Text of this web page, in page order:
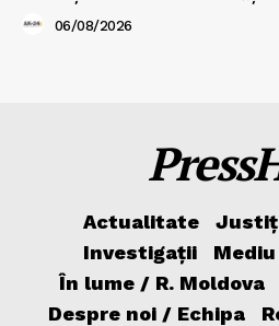
06/08/2026
Actualitate
Investigații
Mediu
În lume / R. Moldova
Despre noi / Echipa